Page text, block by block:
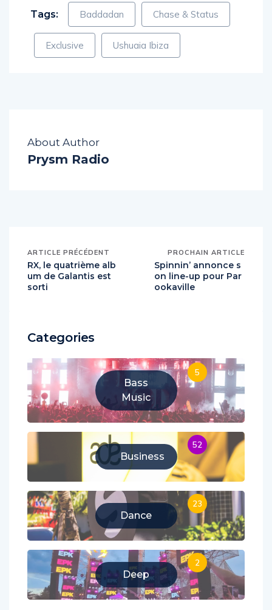
Baddadan Chase & Status
Exclusive Ushuaia Ibiza
About Author
ARTICLE PRÉCÉDENT
RX, le quatrième alb
um de Galantis est
PROCHAIN ARTICLE
Spinnin’ annonce s
on line-up pour Par
Bass
Music
5
Business
52
Dance
23
Deep
2